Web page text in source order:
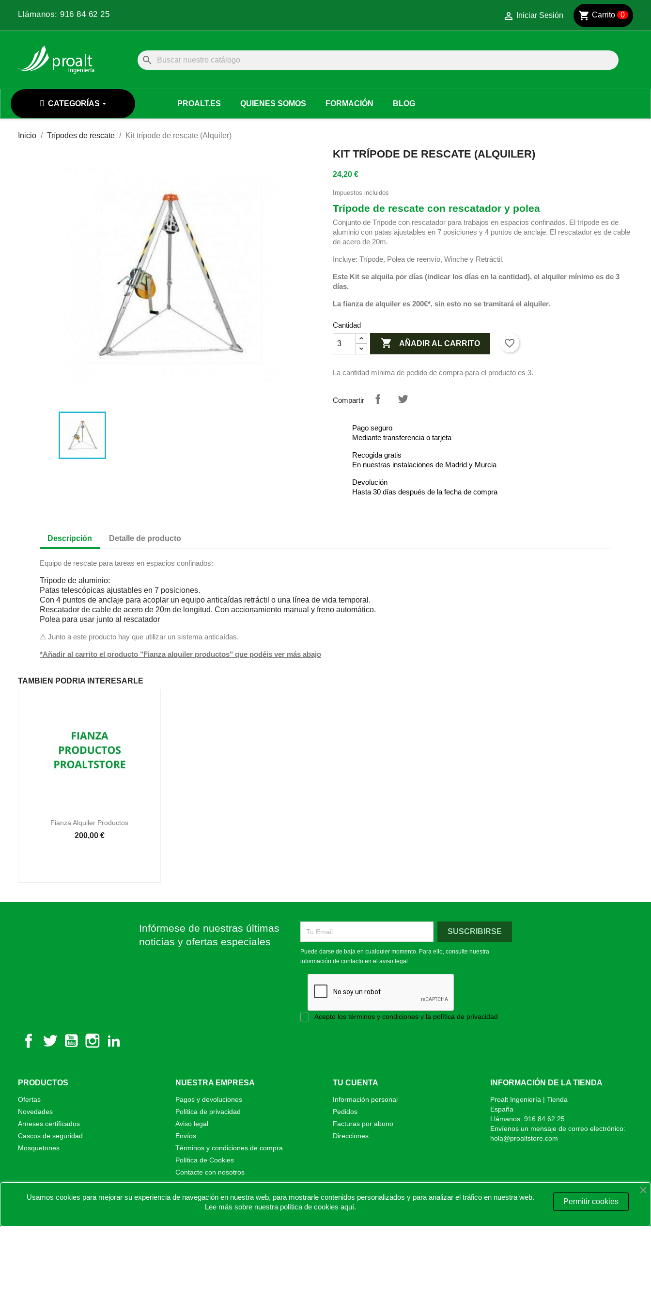
Llámanos:916 84 62 25  Iniciar Sesión shopping_cart Carrito 0
search
CATEGORÍAS PROALT.ES QUIENES SOMOS FORMACIÓN BLOG
Inicio Trípodes de rescate Kit trípode de rescate (Alquiler)
KIT TRÍPODE DE RESCATE (ALQUILER)
24,20 €
Impuestos incluidos
Trípode de rescate con rescatador y polea
Conjunto de Trípode con rescatador para trabajos en espacios confinados. El trípode es de
aluminio con patas ajustables en 7 posiciones y 4 puntos de anclaje. El rescatador es de cable
de acero de 20m.
Incluye: Trípode, Polea de reenvío, Winche y Retráctil.
Este Kit se alquila por días (indicar los días en la cantidad), el alquiler mínimo es de 3
días.
La fianza de alquiler es 200€*, sin esto no se tramitará el alquiler.
Cantidad
 AÑADIR AL CARRITO favorite_border
La cantidad mínima de pedido de compra para el producto es 3.
Compartir
Pago seguro
Mediante transferencia o tarjeta
Recogida gratis
En nuestras instalaciones de Madrid y Murcia
Devolución
Hasta 30 días después de la fecha de compra
Descripción Detalle de producto
Equipo de rescate para tareas en espacios confinados:
Trípode de aluminio:
Patas telescópicas ajustables en 7 posiciones.
Con 4 puntos de anclaje para acoplar un equipo anticaídas retráctil o una línea de vida temporal.
Rescatador de cable de acero de 20m de longitud. Con accionamiento manual y freno automático.
Polea para usar junto al rescatador
⚠ Junto a este producto hay que utilizar un sistema anticaídas.
*Añadir al carrito el producto "Fianza alquiler productos" que podéis ver más abajo
TAMBIÉN PODRÍA INTERESARLE
Vista rápida
Fianza Alquiler Productos
200,00 €
Infórmese de nuestras últimas
noticias y ofertas especiales
Puede darse de baja en cualquier momento. Para ello, consulte nuestra
información de contacto en el aviso legal.
Acepto los términos y condiciones y la política de privacidad
Facebook
Twitter YouTubeInstagram
PRODUCTOS
Ofertas
Novedades
Arneses certificados
Cascos de seguridad
Mosquetones
NUESTRA EMPRESA
Pagos y devoluciones
Política de privacidad
Aviso legal
Envíos
Términos y condiciones de compra
Política de Cookies
Contacte con nosotros
Mapa del sitio
Tiendas físicas de Proalt Ingeniería
TU CUENTA
Información personal
Pedidos
Facturas por abono
Direcciones
INFORMACIÓN DE LA TIENDA
Proalt Ingeniería | Tienda
España
Llámanos: 916 84 62 25
Envíenos un mensaje de correo electrónico:
hola@proaltstore.com
© 2026 - Proaltstore.com - Todos los derechos reservados.
Usamos cookies para mejorar su experiencia de navegación en nuestra web, para mostrarle contenidos personalizados y para analizar el tráfico en nuestra web.
Lee más sobre nuestra política de cookies aquí.
Permitir cookies